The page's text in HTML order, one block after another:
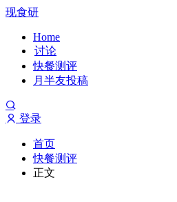
现食研
Home
讨论
快餐测评
月半友投稿
登录
首页
快餐测评
正文